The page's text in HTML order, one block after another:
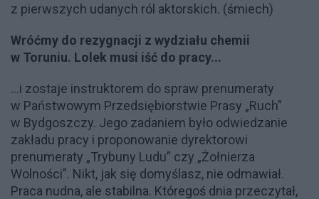
z pierwszych udanych ról aktorskich. (śmiech)
Wróćmy do rezygnacji z wydziału chemii
w Toruniu. Lolek musi iść do pracy...
...i zostaje instruktorem do spraw prenumeraty
w Państwowym Przedsiębiorstwie Prasy „Ruch”
w Bydgoszczy. Jego zadaniem było odwiedzanie
zakładu pracy i proponowanie dyrektorowi
prenumeraty „Trybuny Ludu” czy „Żołnierza
Wolności”. Nikt, jak się domyślasz, nie odmawiał.
Praca nudna, ale stabilna. Któregoś dnia przeczytał,